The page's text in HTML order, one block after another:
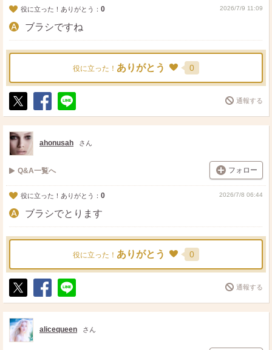
役に立った！ありがとう： 0 2026/7/9 11:09
ブラシですね
役に立った！ ありがとう 0
ポ
ス
ト
シ
ェ
送
る
通報する
ahonusah さん
Q&A一覧へ フォロー
役に立った！ありがとう： 0 2026/7/8 06:44
ブラシでとります
役に立った！ ありがとう 0
ポ
ス
ト
シ
ェ
送
る
通報する
alicequeen さん